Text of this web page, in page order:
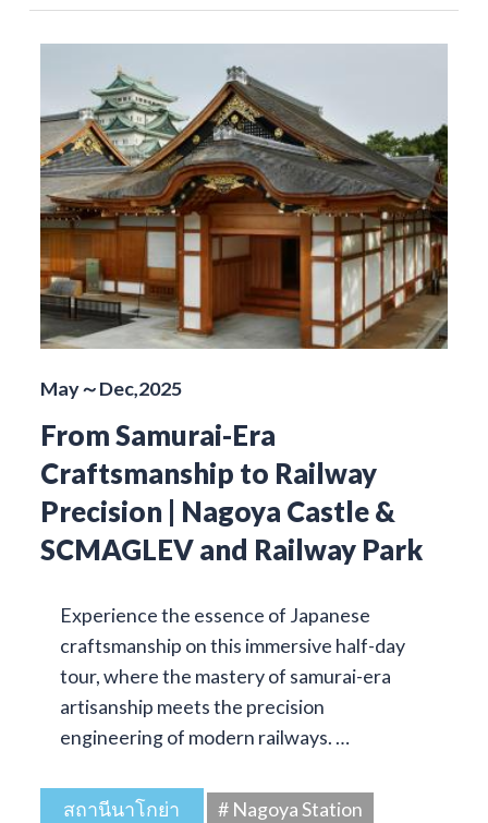
May～Dec,2025
From Samurai-Era
Craftsmanship to Railway
Precision | Nagoya Castle &
SCMAGLEV and Railway Park
Experience the essence of Japanese
craftsmanship on this immersive half-day
tour, where the mastery of samurai-era
artisanship meets the precision
engineering of modern railways. …
สถานีนาโกย่า
# Nagoya Station